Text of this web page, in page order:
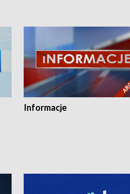
Informacje